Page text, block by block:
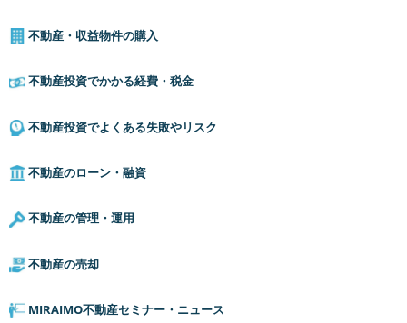
不動産・収益物件の購入
不動産投資でかかる経費・税金
不動産投資でよくある失敗やリスク
不動産のローン・融資
不動産の管理・運用
不動産の売却
MIRAIMO不動産セミナー・ニュース